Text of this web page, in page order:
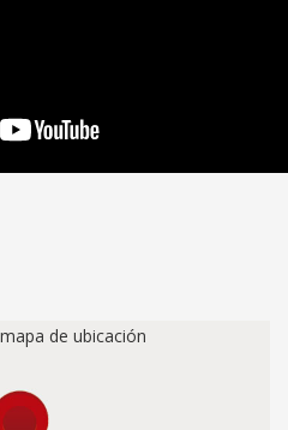
de ubicación